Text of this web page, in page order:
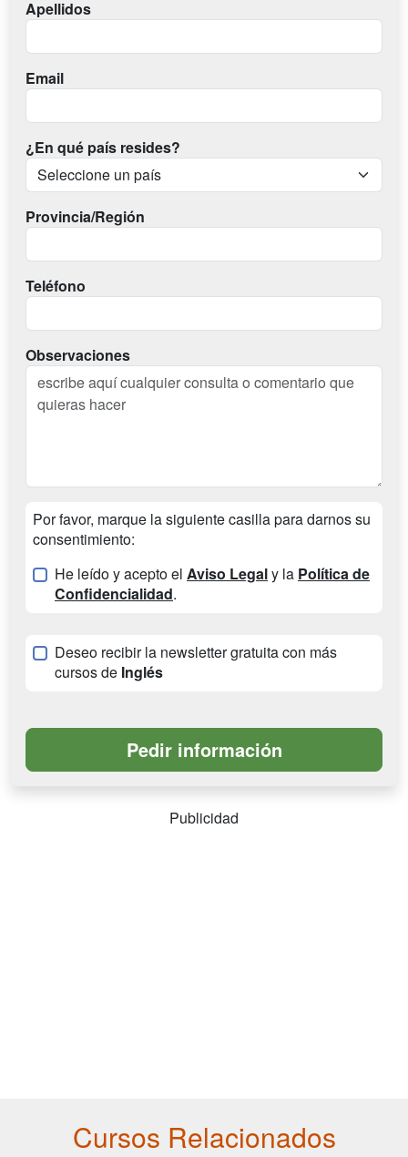
Apellidos
Email
¿En qué país resides?
Provincia/Región
Teléfono
Observaciones
Por favor, marque la siguiente casilla para darnos su
consentimiento:
He leído y acepto el Aviso Legaly la Política de
Confidencialidad.
Deseo recibir la newsletter gratuita con más
cursos de Inglés
Publicidad
Cursos Relacionados